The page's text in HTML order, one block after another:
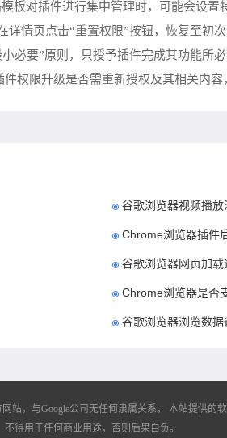
板对插件进行集中管理时，可能会设
情页点击“重置权限”按钮，恢复至初
必要”原则，只授予插件完成其功能所
权限升级是否需重新授权及其相关内
谷歌浏览器视频播
Chrome浏览器插件
谷歌浏览器网页加载
Chrome浏览器是否
谷歌浏览器浏览数据
站，与Google公司无任何隶属关系。
本站提供的
不得用于任何商业用途，否则后果自负。